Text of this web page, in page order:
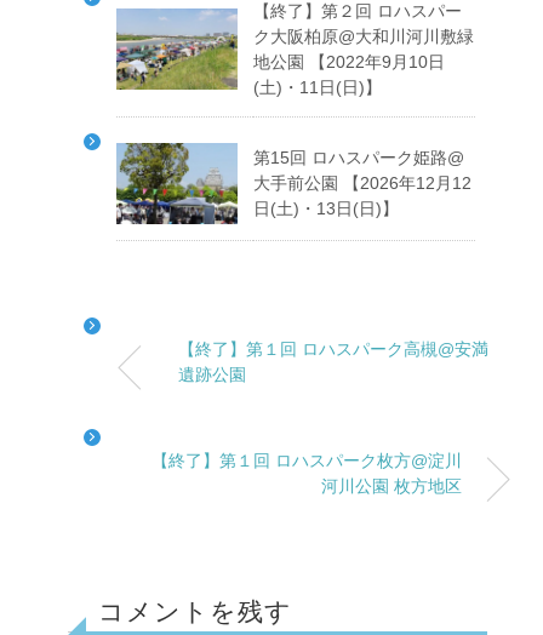
【終了】第２回 ロハスパー
ク大阪柏原@大和川河川敷緑
地公園 【2022年9月10日
(土)・11日(日)】
第15回 ロハスパーク姫路@
大手前公園 【2026年12月12
日(土)・13日(日)】
【終了】第１回 ロハスパーク高槻@安満
遺跡公園
【終了】第１回 ロハスパーク枚方@淀川
河川公園 枚方地区
コメントを残す